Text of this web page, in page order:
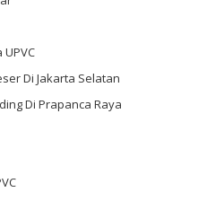
Di Jakarta Selatan
Di Prapanca Raya